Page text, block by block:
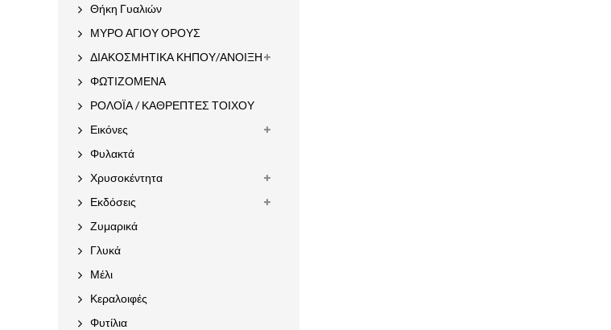
Θήκη Γυαλιών
ΜΥΡΟ ΑΓΙΟΥ ΟΡΟΥΣ
ΔΙΑΚΟΣΜΗΤΙΚΑ ΚΗΠΟΥ/ΑΝΟΙΞΗ
ΦΩΤΙΖΟΜΕΝΑ
ΡΟΛΟΪΑ / ΚΑΘΡΕΠΤΕΣ ΤΟΙΧΟΥ
Εικόνες
Φυλακτά
Χρυσοκέντητα
Εκδόσεις
Ζυμαρικά
Γλυκά
Μέλι
Κεραλοιφές
Φυτίλια